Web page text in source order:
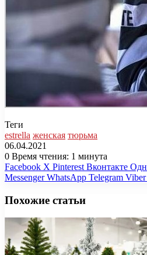
Теги
estrella женская тюрьма
06.04.2021
0 Время чтения: 1 минута
Facebook X Pinterest Вконтакте
Messenger WhatsApp Telegram Viber
Похожие статьи